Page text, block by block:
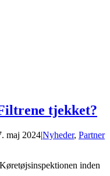
tjekket?
maj 2024|Nyheder, Partner
inden